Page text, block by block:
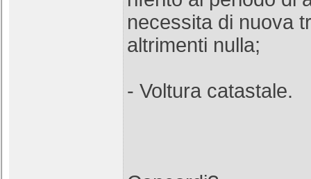
necessita di nuova
altrimenti nulla;
- Voltura catastale.